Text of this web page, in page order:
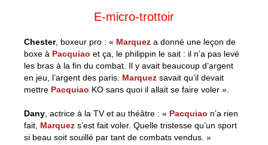
E-micro-trottoir
Chester, boxeur pro : « Marquez a donné une leçon de
boxe à Pacquiao et ça, le philippin le sait : il n’a pas levé
les bras à la fin du combat. Il y avait beaucoup d’argent
en jeu, l’argent des paris. Marquez savait qu’il devait
mettre Pacquiao KO sans quoi il allait se faire voler ».
Dany , actrice à la TV et au théâtre : « Pacquiao n’a rien
fait, Marquez s’est fait voler. Quelle tristesse qu’un sport
si beau soit souillé par tant de combats vendus. »